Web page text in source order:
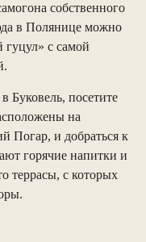
собственного
в Полянице можно
гуцул» с самой
Буковель, посетите
на
Погар, и добраться к
горячие напитки и
террасы, с которых